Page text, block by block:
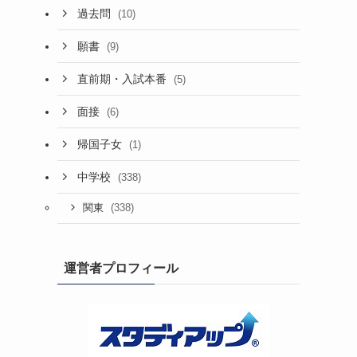
過去問 (10)
願書 (9)
直前期・入試本番 (5)
面接 (6)
帰国子女 (1)
中学校 (338)
関東 (338)
運営者プロフィール